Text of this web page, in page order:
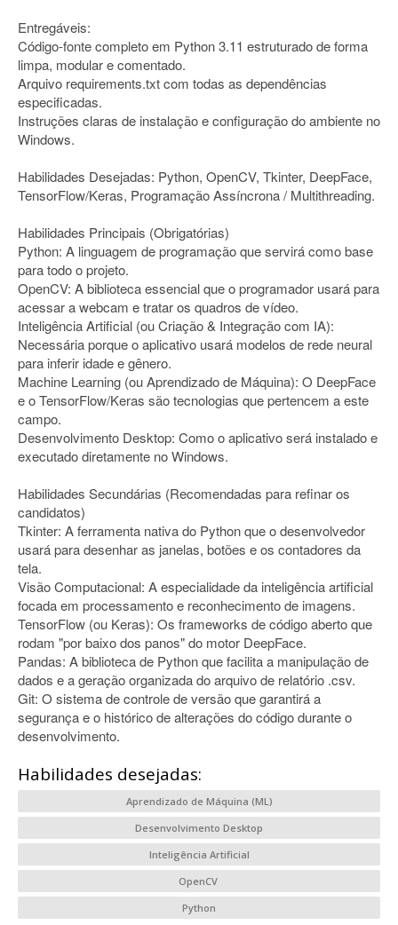
Entregáveis:
Código-fonte completo em Python 3.11 estruturado de forma
limpa, modular e comentado.
Arquivo requirements.txt com todas as dependências
especificadas.
Instruções claras de instalação e configuração do ambiente no
Windows.
Habilidades Desejadas: Python, OpenCV, Tkinter, DeepFace,
TensorFlow/Keras, Programação Assíncrona / Multithreading.
Habilidades Principais (Obrigatórias)
Python: A linguagem de programação que servirá como base
para todo o projeto.
OpenCV: A biblioteca essencial que o programador usará para
acessar a webcam e tratar os quadros de vídeo.
Inteligência Artificial (ou Criação & Integração com IA):
Necessária porque o aplicativo usará modelos de rede neural
para inferir idade e gênero.
Machine Learning (ou Aprendizado de Máquina): O DeepFace
e o TensorFlow/Keras são tecnologias que pertencem a este
campo.
Desenvolvimento Desktop: Como o aplicativo será instalado e
executado diretamente no Windows.
Habilidades Secundárias (Recomendadas para refinar os
candidatos)
Tkinter: A ferramenta nativa do Python que o desenvolvedor
usará para desenhar as janelas, botões e os contadores da
tela.
Visão Computacional: A especialidade da inteligência artificial
focada em processamento e reconhecimento de imagens.
TensorFlow (ou Keras): Os frameworks de código aberto que
rodam "por baixo dos panos" do motor DeepFace.
Pandas: A biblioteca de Python que facilita a manipulação de
dados e a geração organizada do arquivo de relatório .csv.
Git: O sistema de controle de versão que garantirá a
segurança e o histórico de alterações do código durante o
desenvolvimento.
Habilidades desejadas:
Aprendizado de Máquina (ML)
Desenvolvimento Desktop
Inteligência Artificial
OpenCV
Python